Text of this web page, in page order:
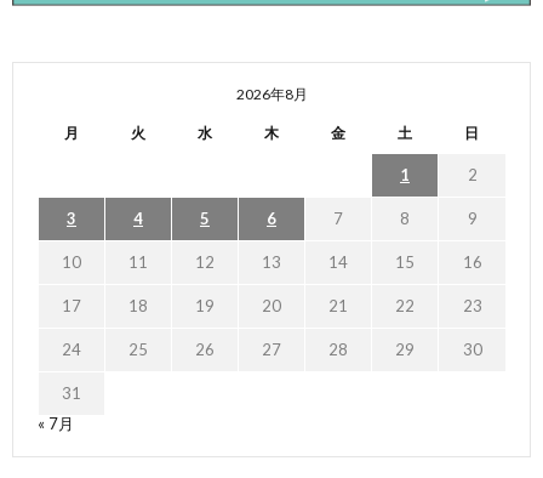
2026年8月
月 火 水 木 金 土 日
1 2
3 4 5 6 7 8 9
10 11 12 13 14 15 16
17 18 19 20 21 22 23
24 25 26 27 28 29 30
31
« 7月